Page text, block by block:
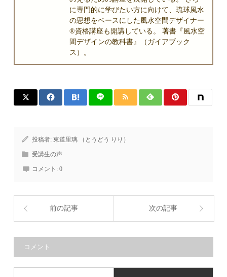
に専門的に学びたい方に向けて、琉球風水
の思想をベースにした風水空間デザイナー
®資格講座も開講している。 著書『風水空
間デザインの教科書』（ガイアブック
ス）。
投稿者:東道里璃 （とうどう りり）
受講生の声
コメント:0
前の記事 次の記事
コメント